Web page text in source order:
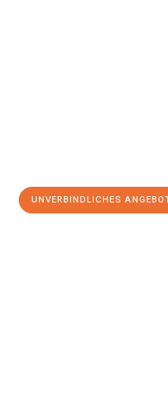
UNVERBINDLICHES